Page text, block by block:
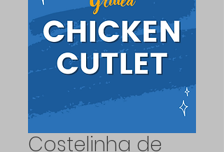
Costelinha de